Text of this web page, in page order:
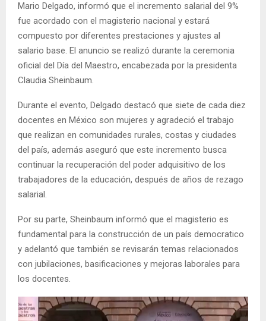
Mario Delgado, informó que el incremento salarial del 9%
fue acordado con el magisterio nacional y estará
compuesto por diferentes prestaciones y ajustes al
salario base. El anuncio se realizó durante la ceremonia
oficial del Día del Maestro, encabezada por la presidenta
Claudia Sheinbaum.
Durante el evento, Delgado destacó que siete de cada diez
docentes en México son mujeres y agradeció el trabajo
que realizan en comunidades rurales, costas y ciudades
del país, además aseguró que este incremento busca
continuar la recuperación del poder adquisitivo de los
trabajadores de la educación, después de años de rezago
salarial.
Por su parte, Sheinbaum informó que el magisterio es
fundamental para la construcción de un país democratico
y adelantó que también se revisarán temas relacionados
con jubilaciones, basificaciones y mejoras laborales para
los docentes.